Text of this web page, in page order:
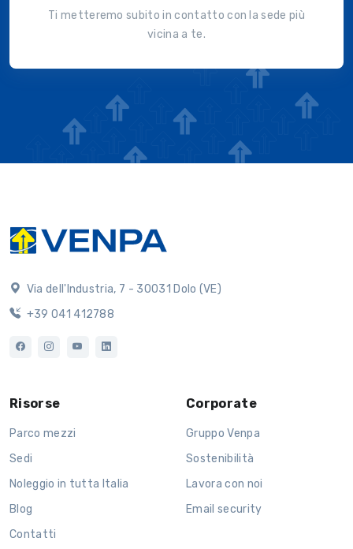
Ti metteremo subito in contatto con la sede più
vicina a te.
Via dell'Industria, 7 - 30031 Dolo (VE)
+39 041 412788
Risorse
Parco mezzi
Sedi
Noleggio in tutta Italia
Blog
Contatti
Corporate
Gruppo Venpa
Sostenibilità
Lavora con noi
Email security